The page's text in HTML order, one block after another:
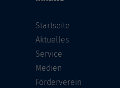
Startseite
Aktuelles
Service
Medien
Förderverein